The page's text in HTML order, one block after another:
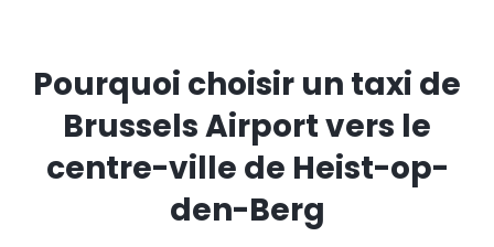
Pourquoi choisir un taxi de
Brussels Airport vers le
centre-ville de Heist-op-
den-Berg